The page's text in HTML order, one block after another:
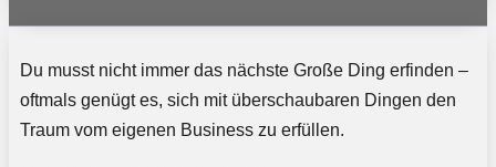
Du musst nicht immer das nächste Große Ding erfinden –
oftmals genügt es, sich mit überschaubaren Dingen den
Traum vom eigenen Business zu erfüllen.